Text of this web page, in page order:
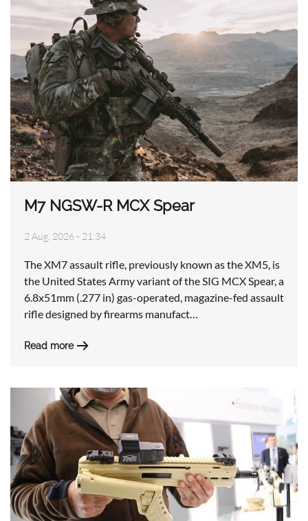
M7 NGSW-R MCX Spear
2 Aug, 2026 - 21:34
The XM7 assault rifle, previously known as the XM5, is
the United States Army variant of the SIG MCX Spear, a
6.8x51mm (.277 in) gas-operated, magazine-fed assault
rifle designed by firearms manufact…
Read more